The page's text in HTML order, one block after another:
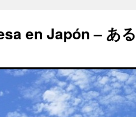
en Japón – あ